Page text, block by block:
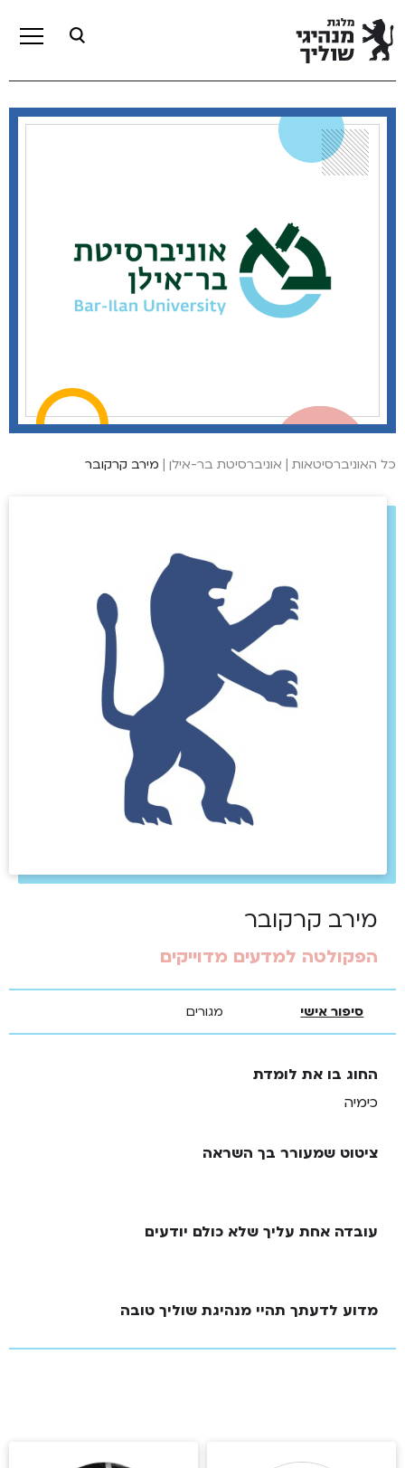
כל האוניברסיטאות | אוניברסיטת בר-אילן | מירב קרקובר
מירב קרקובר
הפקולטה למדעים מדוייקים
סיפור אישי מגורים
החוג בו את לומדת
כימיה
ציטוט שמעורר בך השראה
עובדה אחת עליך שלא כולם יודעים
מדוע לדעתך תהיי מנהיגת שוליך טובה